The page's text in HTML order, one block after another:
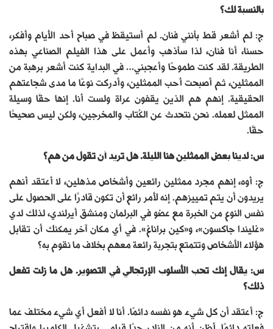
بالنسبة لك؟
ج: لم أشعر قط بأنني فنان. لم أستيقظ في صباح أحد الأيام وأفكر،
حسنا، أنا فنان، لذا سأذهب وأعمل على هذا الفيلم الصناعي بهذه
الطريقة. لقد كنت طموحًا وأعجبني… في البداية كنت أشعر برهبة من
الممثلين، ثم أصبحت أحب الممثلين، وأدركت نوعًا ما مدى شجاعتهم
الحقيقية. إنهم هم الذين يقفون عراة ولست أنا. إنها حقًا وسيلة
الممثل لعمله. نحن نتحدث عن الكُتاب والمخرجين، ولكن ليس صحيحًا
حقًا.
س: لدينا بعض الممثلين هنا الليلة. هل تريد أن تقول من هم؟
ج: أوه، إنهم مجرد ممثلين رائعين وأشخاص مذهلين، لا أعتقد أنهم
يريدون أن يتم تمييزهم. إنه لأمر رائع أن تكون قادرًا على الحصول على
نفس النوع من الخبرة مع عضو في البرلمان ومنشق أيرلندي، لذلك لدي
«غليندا جاكسون»، و«كين براناغ». في أي مكان آخر يمكنك أن تقابل
هؤلاء الأشخاص وتتمتع بتجربة رائعة معهم بخلاف ما نقوم به؟
س: يقال إنك تحب الأسلوب الإرتجالي في التصوير. هل ما زلت تفعل
ذلك؟
ج: أعتقد أن كل شيء هو نفسه دائمًا. أنا لا أفعل أي شيء مختلف عما